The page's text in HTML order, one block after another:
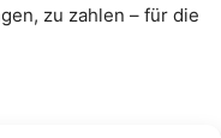
zu zahlen – für die